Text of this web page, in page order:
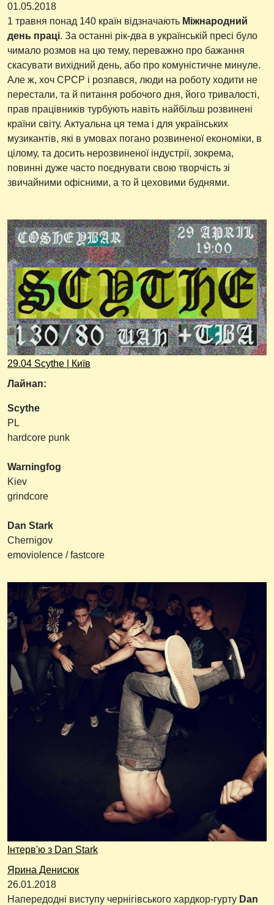
01.05.2018
1 травня понад 140 країн відзначають Міжнародний
день праці. За останні рік-два в українській пресі було
чимало розмов на цю тему, переважно про бажання
скасувати вихідний день, або про комуністичне минуле.
Але ж, хоч СРСР і розпався, люди на роботу ходити не
перестали, та й питання робочого дня, його тривалості,
прав працівників турбують навіть найбільш розвинені
країни світу. Актуальна ця тема і для українських
музикантів, які в умовах погано розвиненої економіки, в
цілому, та досить нерозвиненої індустрії, зокрема,
повинні дуже часто поєднувати свою творчість зі
звичайними офісними, а то й цеховими буднями.
29.04 Scythe | Київ
Лайнап:
Scythe
PL
hardcore punk
Warningfog
Kiev
grindcore
Dan Stark
Сhernigov
emoviolence / fastcore
Інтерв'ю з Dan Stark
Ярина Денисюк
26.01.2018
Напередодні виступу чернігівського хардкор-гурту Dan